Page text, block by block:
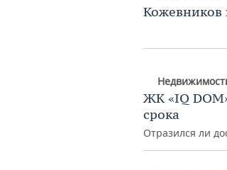
Кожевников
ЖК «IQ
срока
Отразился ли